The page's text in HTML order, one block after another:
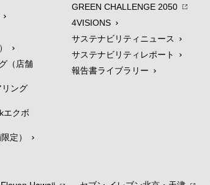
（店舗
ング
エクボ
定）
GREEN CHALLENGE 2050
4VISIONS
サステナビリティニュース
サステナビリティレポート
報告書ライブラリー